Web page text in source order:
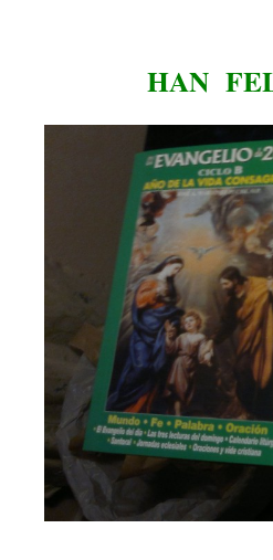
HAN